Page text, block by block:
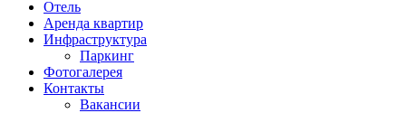
Отель
Аренда квартир
Инфраструктура
Паркинг
Фотогалерея
Контакты
Вакансии